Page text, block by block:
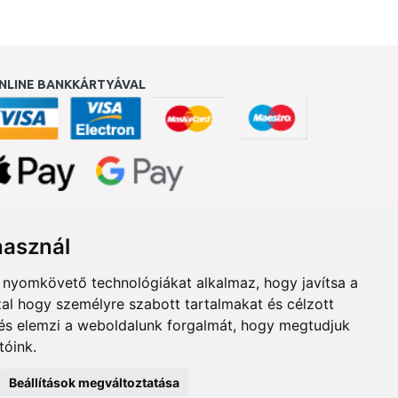
technológiákat alkalmaz, hogy javítsa a
hogy személyre szabott tartalmakat és célzott
elemzi a weboldalunk forgalmát, hogy megtudjuk
Beállítások megváltoztatása
BANKKÁRTYÁVAL